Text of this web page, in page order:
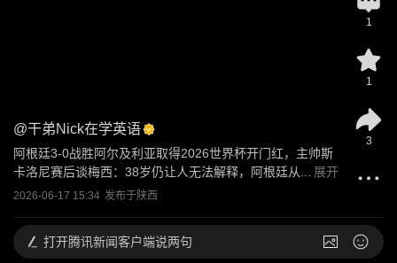
@干弟Nick在学英语
阿根廷3-0战胜阿尔及利亚取得2026世界杯开门红，主帅斯
卡洛尼赛后谈梅西：38岁仍让人无法解释，阿根廷从...
展开
2026-06-17 15:34 发布于陕西
1
1
3
打开腾讯新闻客户端说两句